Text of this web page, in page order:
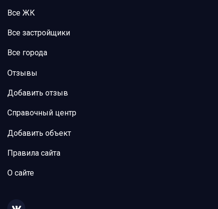
Все ЖК
Все застройщики
Все города
Отзывы
Добавить отзыв
Справочный центр
Добавить объект
Правила сайта
О сайте